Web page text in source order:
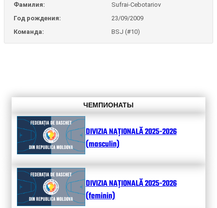
Фамилия:
Sufrai-Cebotariov
Год рождения:
23/09/2009
Команда:
BSJ (#10)
ЧЕМПИОНАТЫ
DIVIZIA NAȚIONALĂ 2025-2026
(masculin)
DIVIZIA NAȚIONALĂ 2025-2026
(feminin)